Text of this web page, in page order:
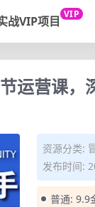
战VIP项目 VIP
运营课
资源分类:
发布时间:
普通: 9.9